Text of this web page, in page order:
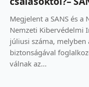
Megjelent a SANS és a
Nemzeti Kibervédelmi
júliusi száma,
biztonságával
válnak az...